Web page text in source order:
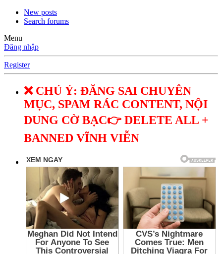
New posts
Search forums
Menu
Đăng nhập
Register
❌ CHÚ Ý: ĐĂNG SAI CHUYÊN
MỤC, SPAM RÁC CONTENT, NỘI
DUNG CỜ BẠC👉 DELETE ALL +
BANNED VĨNH VIỄN